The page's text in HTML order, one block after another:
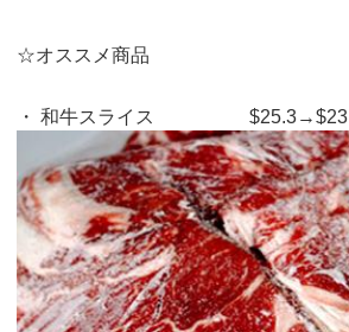
☆オススメ商品
・ 和牛スライス $25.3→$23